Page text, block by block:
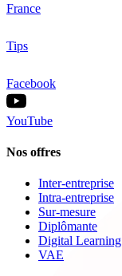
France
Tips
Facebook
YouTube
Nos offres
Inter-entreprise
Intra-entreprise
Sur-mesure
Diplômante
Digital Learning
VAE